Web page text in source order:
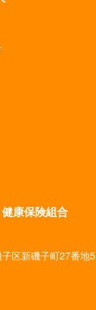
康保険組合
区新磯子町27番地5